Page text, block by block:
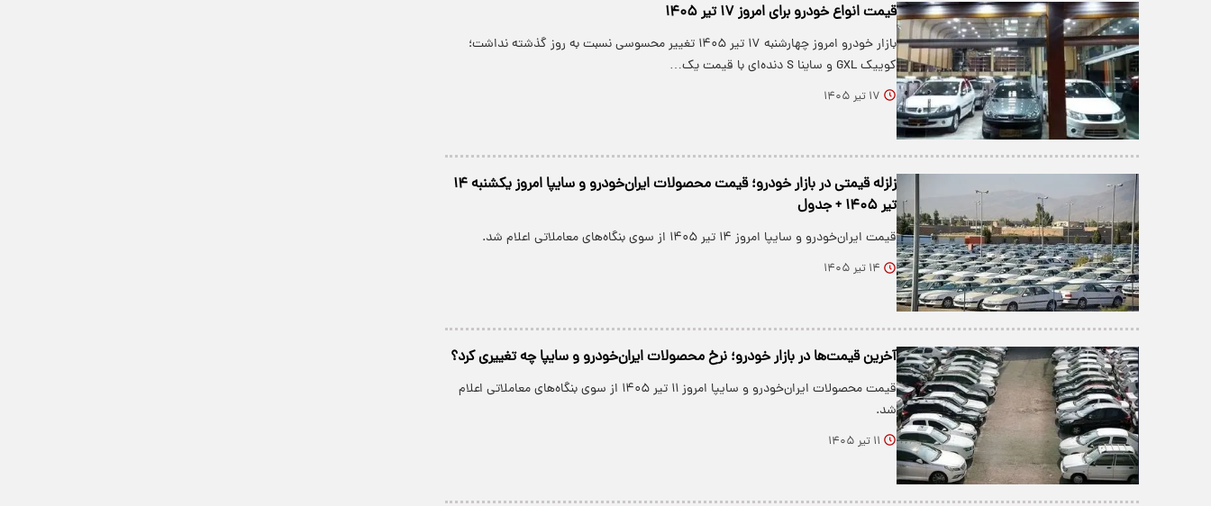
قیمت انواع خودرو برای امروز ۱۷ تیر ۱۴۰۵
بازار خودرو امروز چهارشنبه ۱۷ تیر ۱۴۰۵ تغییر محسوسی نسبت به روز گذشته نداشت؛
کوییک GXL و ساینا S دنده‌ای با قیمت یک…
۱۷ تیر ۱۴۰۵
زلزله قیمتی در بازار خودرو؛ قیمت محصولات ایران‌خودرو و سایپا امروز یکشنبه ۱۴
تیر ۱۴۰۵ + جدول
قیمت ایران‌خودرو و سایپا امروز ۱۴ تیر ۱۴۰۵ از سوی بنگاه‌های معاملاتی اعلام شد.
۱۴ تیر ۱۴۰۵
آخرین قیمت‌ها در بازار خودرو؛ نرخ محصولات ایران‌خودرو و سایپا چه تغییری کرد؟
قیمت محصولات ایران‌خودرو و سایپا امروز ۱۱ تیر ۱۴۰۵ از سوی بنگاه‌های معاملاتی اعلام
شد.
۱۱ تیر ۱۴۰۵